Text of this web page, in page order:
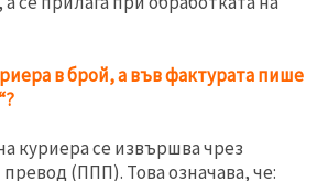
в брой, а във фактурата пише
куриера се извършва чрез
(ППП). Това означава, че: